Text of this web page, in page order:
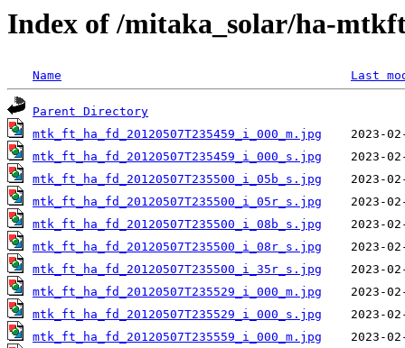
Index of /mitaka_solar/ha-
Name Last
Parent Directory
mtk_ft_ha_fd_20120507T235459_i_000_m.jpg
mtk_ft_ha_fd_20120507T235459_i_000_s.jpg
mtk_ft_ha_fd_20120507T235500_i_05b_s.jpg
mtk_ft_ha_fd_20120507T235500_i_05r_s.jpg
mtk_ft_ha_fd_20120507T235500_i_08b_s.jpg
mtk_ft_ha_fd_20120507T235500_i_08r_s.jpg
mtk_ft_ha_fd_20120507T235500_i_35r_s.jpg
mtk_ft_ha_fd_20120507T235529_i_000_m.jpg
mtk_ft_ha_fd_20120507T235529_i_000_s.jpg
mtk_ft_ha_fd_20120507T235559_i_000_m.jpg